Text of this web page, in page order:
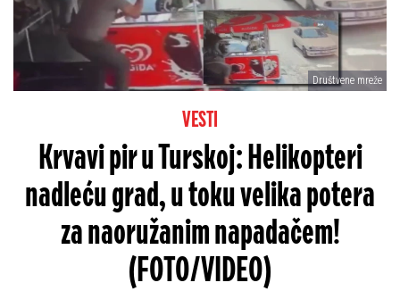
Društvene mreže
VESTI
Krvavi pir u Turskoj: Helikopteri
nadleću grad, u toku velika potera
za naoružanim napadačem!
(FOTO/VIDEO)